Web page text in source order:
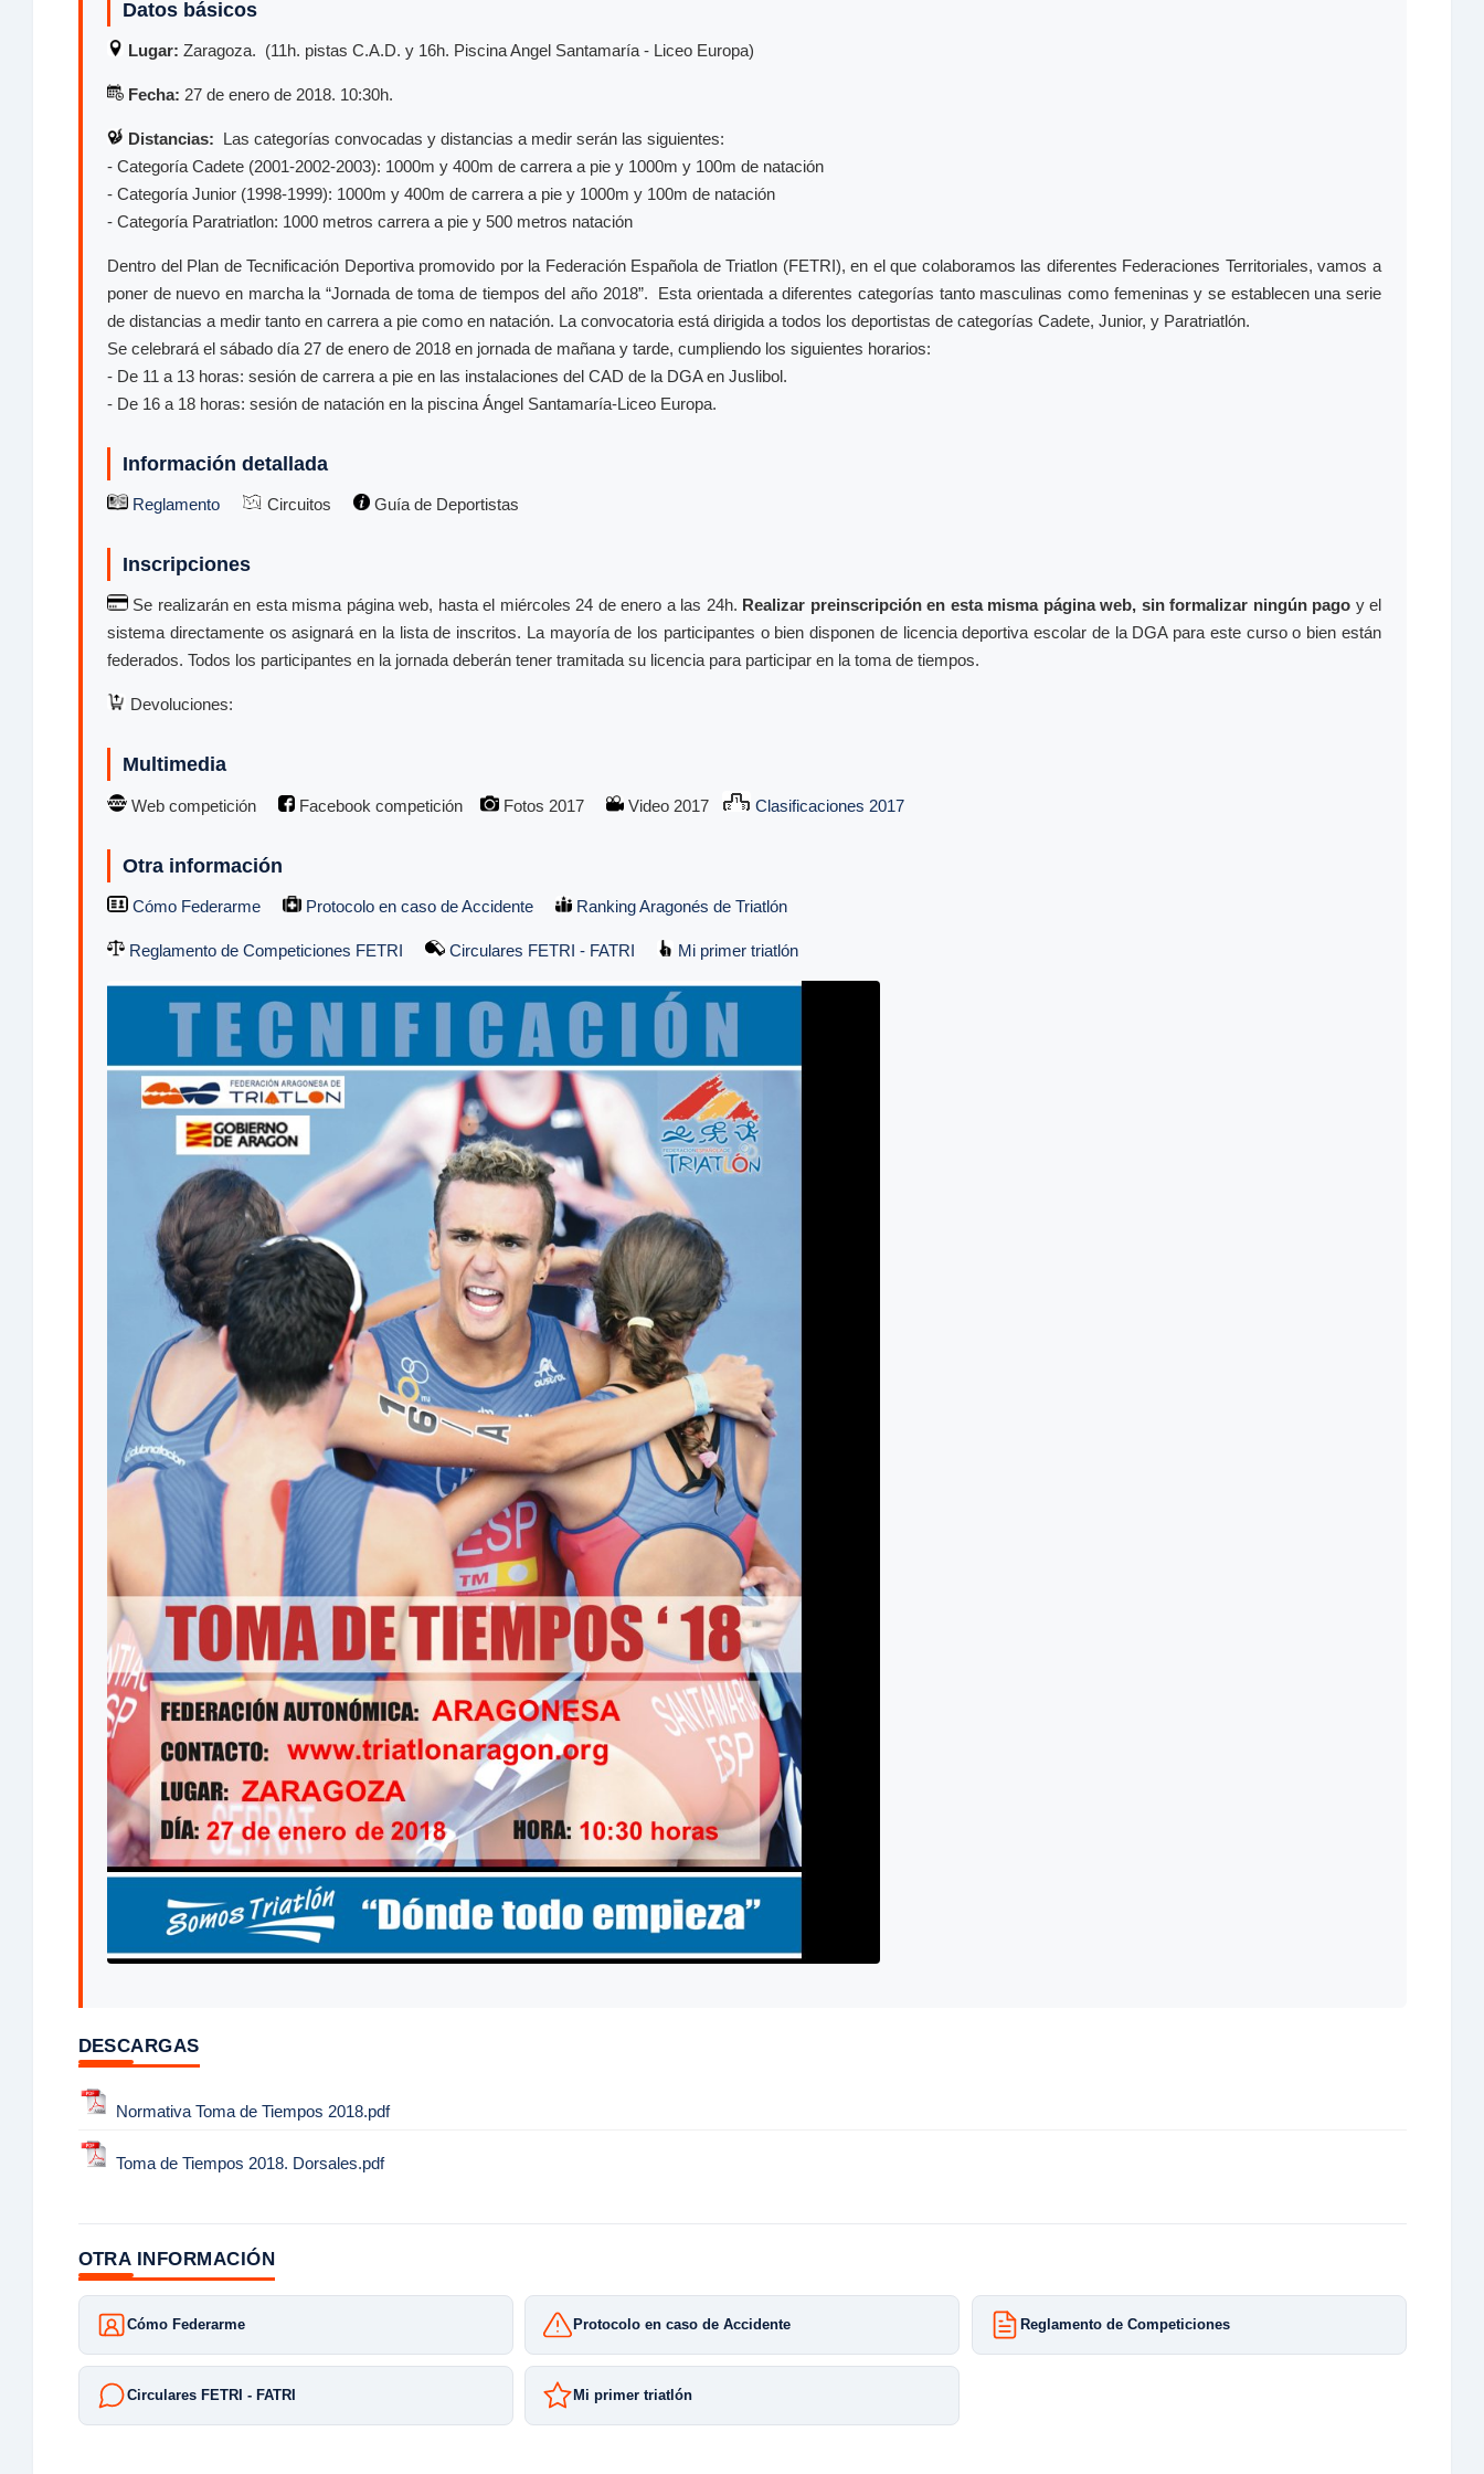
Datos básicos
Lugar: Zaragoza. (11h. pistas C.A.D. y 16h. Piscina Angel Santamaría - Liceo Europa)
Fecha: 27 de enero de 2018. 10:30h.
Distancias:
Las categorías convocadas y distancias a medir serán las siguientes:
- Categoría Cadete (2001-2002-2003): 1000m y 400m de carrera a pie y 1000m y 100m de natación
- Categoría Junior (1998-1999): 1000m y 400m de carrera a pie y 1000m y 100m de natación
- Categoría Paratriatlon: 1000 metros carrera a pie y 500 metros natación
Dentro del Plan de Tecnificación Deportiva promovido por la Federación Española de Triatlon (FETRI), en el que colaboramos las diferentes Federaciones Territoriales, vamos a
poner de nuevo en marcha la “Jornada de toma de tiempos del año 2018”. Esta orientada a diferentes categorías tanto masculinas como femeninas y se establecen una serie
de distancias a medir tanto en carrera a pie como en natación. La convocatoria está dirigida a todos los deportistas de categorías Cadete, Junior, y Paratriatlón.
Se celebrará el sábado día 27 de enero de 2018 en jornada de mañana y tarde, cumpliendo los siguientes horarios:
- De 11 a 13 horas: sesión de carrera a pie en las instalaciones del CAD de la DGA en Juslibol.
- De 16 a 18 horas: sesión de natación en la piscina Ángel Santamaría-Liceo Europa.
Información detallada
Reglamento Circuitos Guía de Deportistas
Inscripciones
Se realizarán en esta misma página web, hasta el miércoles 24 de enero a las 24h. Realizar preinscripción en esta misma página web, sin formalizar ningún pago y el
sistema directamente os asignará en la lista de inscritos. La mayoría de los participantes o bien disponen de licencia deportiva escolar de la DGA para este curso o bien están
federados. Todos los participantes en la jornada deberán tener tramitada su licencia para participar en la toma de tiempos.
Devoluciones:
Multimedia
Web competición Facebook competición Fotos 2017 Video 2017 Clasificaciones 2017
Otra información
Cómo Federarme Protocolo en caso de Accidente Ranking Aragonés de Triatlón
Reglamento de Competiciones FETRI Circulares FETRI - FATRI Mi primer triatlón
DESCARGAS
Normativa Toma de Tiempos 2018.pdf
Toma de Tiempos 2018. Dorsales.pdf
OTRA INFORMACIÓN
Cómo Federarme Protocolo en caso de Accidente Reglamento de Competiciones
Circulares FETRI - FATRI Mi primer triatlón